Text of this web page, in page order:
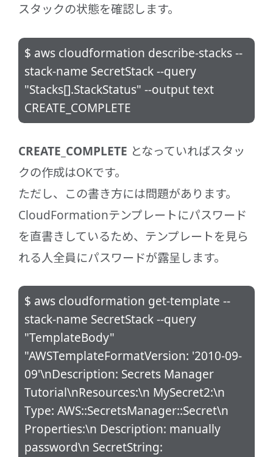
スタックの状態を確認します。
$ aws cloudformation describe-stacks --
stack-name SecretStack --query
"Stacks[].StackStatus" --output text
CREATE_COMPLETE
CREATE_COMPLETE となっていればスタッ
クの作成はOKです。
ただし、この書き方には問題があります。
CloudFormationテンプレートにパスワード
を直書きしているため、テンプレートを見ら
れる人全員にパスワードが露呈します。
$ aws cloudformation get-template --
stack-name SecretStack --query
"TemplateBody"
"AWSTemplateFormatVersion: '2010-09-
09'\nDescription: Secrets Manager
Tutorial\nResources:\n MySecret2:\n
Type: AWS::SecretsManager::Secret\n
Properties:\n Description: manually
password\n SecretString: